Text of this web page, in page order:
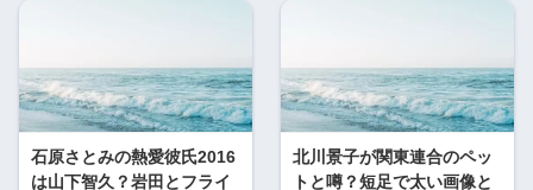
石原さとみの熱愛彼氏2016
は山下智久？岩田とフライ
北川景子が関東連合のペッ
トと噂？短足で太い画像と